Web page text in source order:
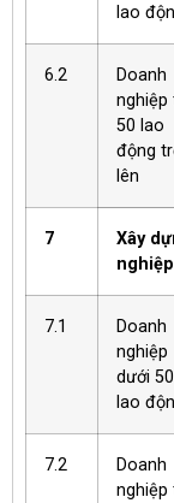
lao
6.2
Doanh
nghiệp
50 lao
động
lên
7
Xây
nghiệp
7.1
Doanh
nghiệp
dưới 50
lao
7.2
Doanh
nghiệp